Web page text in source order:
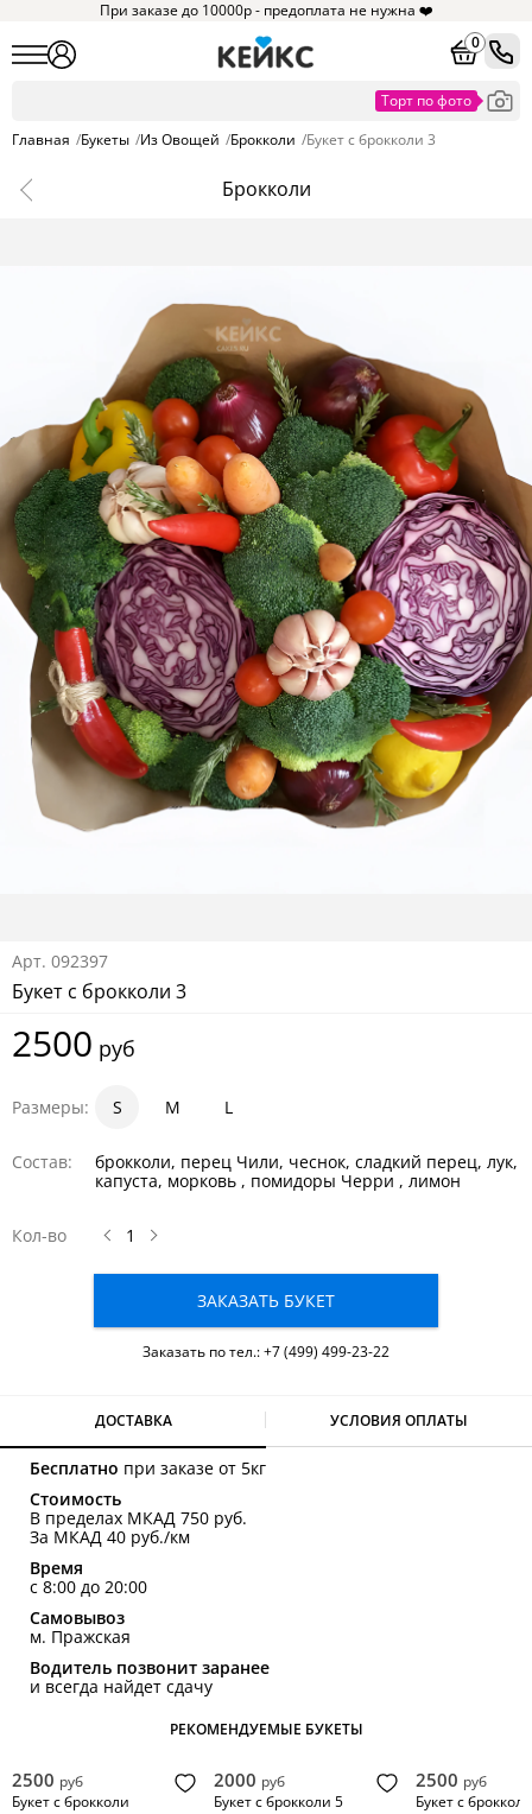
При заказе до 10000р - предоплата не нужна ❤️
0
Главная /Букеты /Из Овощей /Брокколи /Букет с брокколи 3
Брокколи
Арт. 092397
Букет с брокколи 3
2500 руб
Размеры: S
1 M
1.5 L
2
Состав:
брокколи, перец Чили, чеснок, сладкий перец, лук,
капуста, морковь , помидоры Черри , лимон
Кол-во
ЗАКАЗАТЬ БУКЕТ
Заказать по тел.:+7 (499) 499-23-22
ДОСТАВКА УСЛОВИЯ ОПЛАТЫ
Бесплатно при заказе от 5кг
Стоимость
В пределах МКАД 750 руб.
За МКАД 40 руб./км
Время
с 8:00 до 20:00
Самовывоз
м. Пражская
Водитель позвонит заранее
и всегда найдет сдачу
РЕКОМЕНДУЕМЫЕ БУКЕТЫ
2500 руб
Букет с брокколи
2000 руб
Букет с брокколи 5
2500 руб
Букет с